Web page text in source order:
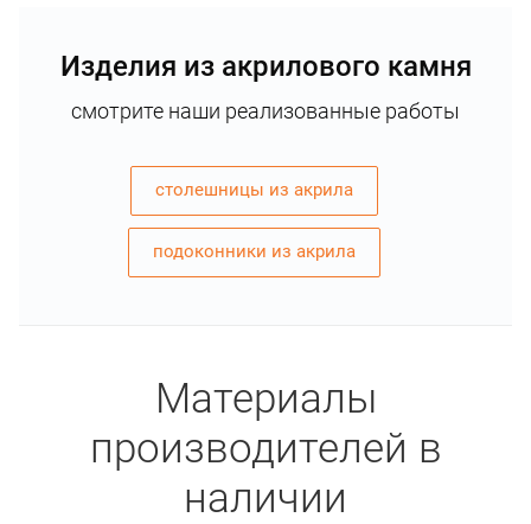
Изделия из акрилового камня
смотрите наши реализованные работы
столешницы из акрила
подоконники из акрила
Материалы
производителей в
наличии